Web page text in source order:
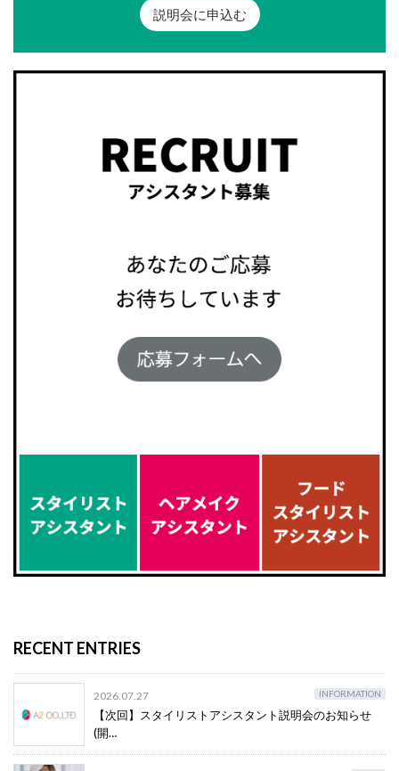
説明会に申込む
RECENT ENTRIES
2026.07.27 INFORMATION
【次回】スタイリストアシスタント説明会のお知らせ
(開…